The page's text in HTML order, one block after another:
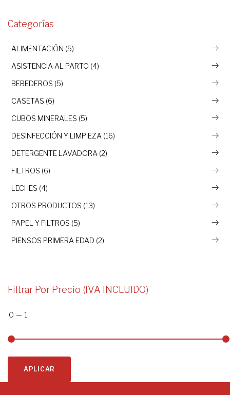
Categorías
ALIMENTACIÓN (5)
ASISTENCIA AL PARTO (4)
BEBEDEROS (5)
CASETAS (6)
CUBOS MINERALES (5)
DESINFECCIÓN Y LIMPIEZA (16)
DETERGENTE LAVADORA (2)
FILTROS (6)
LECHES (4)
OTROS PRODUCTOS (13)
PAPEL Y FILTROS (5)
PIENSOS PRIMERA EDAD (2)
Filtrar Por Precio (IVA INCLUIDO)
0 — 1
APLICAR